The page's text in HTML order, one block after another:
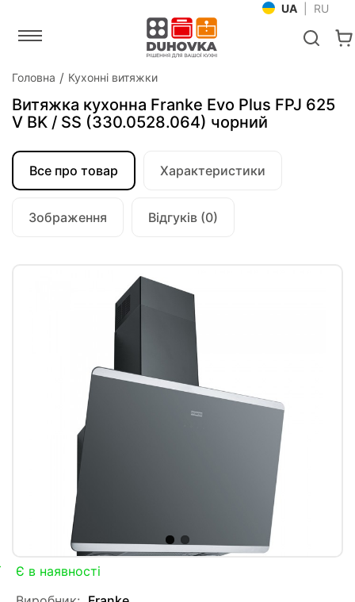
UA RU
Головна Кухонні витяжки
Витяжка кухонна Franke Evo Plus FPJ 625
V BK / SS (330.0528.064) чорний
Все про товар Характеристики
Зображення Відгуків (0)
Є в наявності